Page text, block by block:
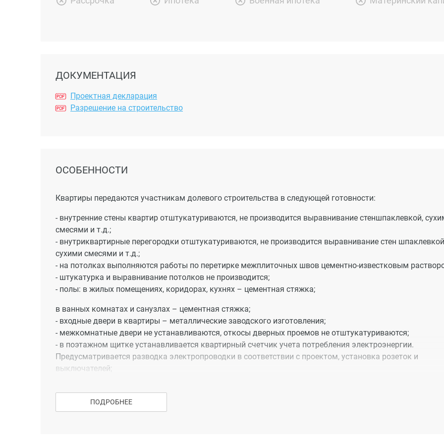
ДОКУМЕНТАЦИЯ
Проектная декларация
Разрешение на строительство
ОСОБЕННОСТИ
Квартиры передаются участникам долевого строительства в следующей готовности:
- внутренние стены квартир отштукатуриваются, не производится выравнивание стеншпаклевкой,
смесями и т.д.;
- внутриквартирные перегородки отштукатуриваются, не производится выравнивание стен
сухими смесями и т.д.;
- на потолках выполняются работы по перетирке межплиточных швов цементно-известковым
- штукатурка и выравнивание потолков не производится;
- полы: в жилых помещениях, коридорах, кухнях – цементная стяжка;
в ванных комнатах и санузлах – цементная стяжка;
- входные двери в квартиры – металлические заводского изготовления;
- межкомнатные двери не устанавливаются, откосы дверных проемов не отштукатуриваются;
- в поэтажном щитке устанавливается квартирный счетчик учета потребления электроэнергии.
Предусматривается разводка электропроводки в соответствии с проектом, установка розеток и
выключателей;
- водоснабжение и водоотведение - монтаж стояков с отводами с выполнением трубных разводок с
использованием пластиковых труб с установкой и подключением кухонной мойки, смывного бачка и
ПОДРОБНЕЕ